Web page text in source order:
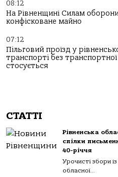
08:12
На Рівненщині Силам
конфісковане майно
07:12
Пільговий проїзд у
транспорті без
стосується
СТАТТІ
Рівненська
спілки
40-річчя
Урочисті збори
обласної...